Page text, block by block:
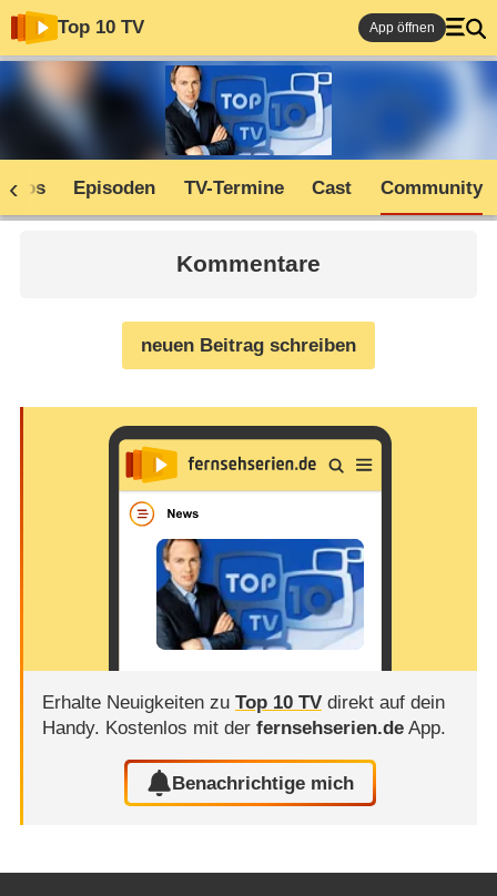
Top 10 TV App öffnen
Infos Episoden TV-Termine Cast Community
Kommentare
neuen Beitrag schreiben
Erhalte Neuigkeiten zu Top 10 TVdirekt auf dein
Handy. Kostenlos mit der fernsehserien.deApp.
Benachrichtige mich